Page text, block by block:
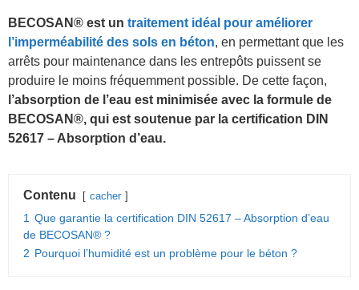
BECOSAN® est un traitement idéal pour améliorer
l’imperméabilité des sols en béton, en permettant que les
arrêts pour maintenance dans les entrepôts puissent se
produire le moins fréquemment possible. De cette façon,
l’absorption de l’eau est minimisée avec la formule de
BECOSAN®, qui est soutenue par la certification DIN
52617 – Absorption d’eau.
Contenu cacher
1 Que garantie la certification DIN 52617 – Absorption d’eau
de BECOSAN® ?
2 Pourquoi l’humidité est un problème pour le béton ?